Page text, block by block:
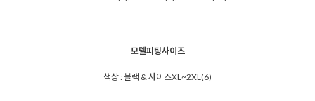
모델피팅사이즈
색상 : 블랙 & 사이즈XL~2XL(6)